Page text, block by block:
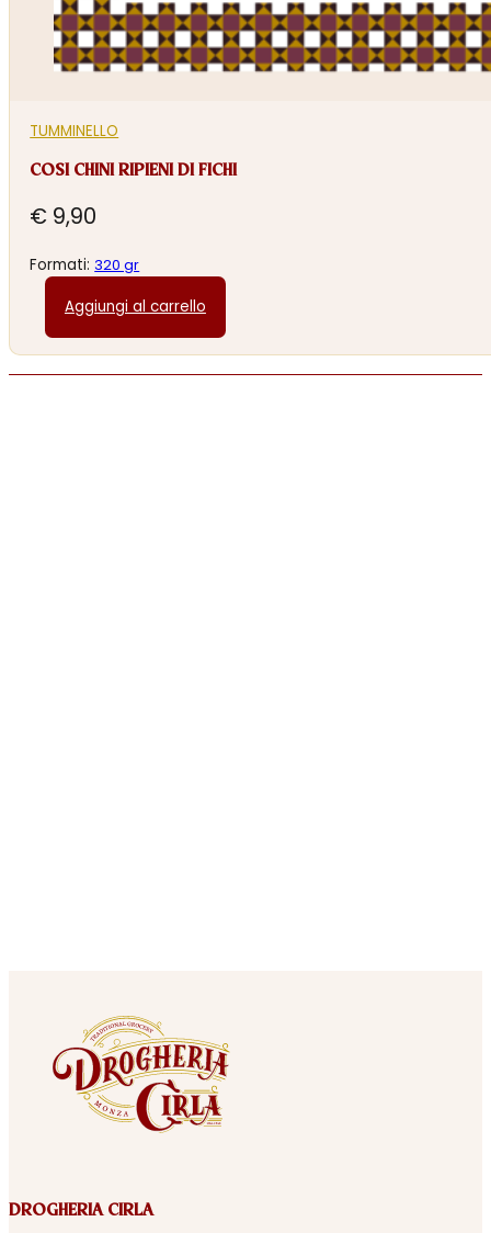
TUMMINELLO
COSI CHINI RIPIENI DI FICHI
€ 9,90
Formati:320 gr
Aggiungi al carrello
DROGHERIA CIRLA